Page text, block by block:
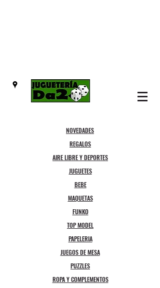
NOVEDADES
REGALOS
AIRE LIBRE Y DEPORTES
JUGUETES
BEBE
MAQUETAS
FUNKO
TOP MODEL
PAPELERIA
JUEGOS DE MESA
PUZZLES
ROPA Y COMPLEMENTOS